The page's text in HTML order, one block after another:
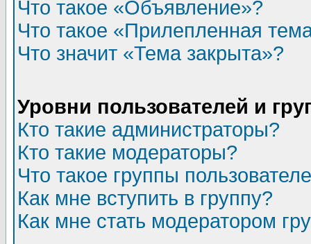
Что такое «Объявление»?
Что такое «Прилепленная
Что значит «Тема закрыта»?
Уровни пользователей и
Кто такие администраторы?
Кто такие модераторы?
Что такое группы
Как мне вступить в группу?
Как мне стать модератором